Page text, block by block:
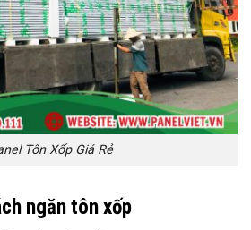
Tôn Xốp Giá Rẻ
ngăn tôn xốp